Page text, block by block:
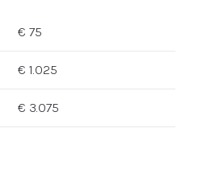
€ 75
€ 1.025
€ 3.075